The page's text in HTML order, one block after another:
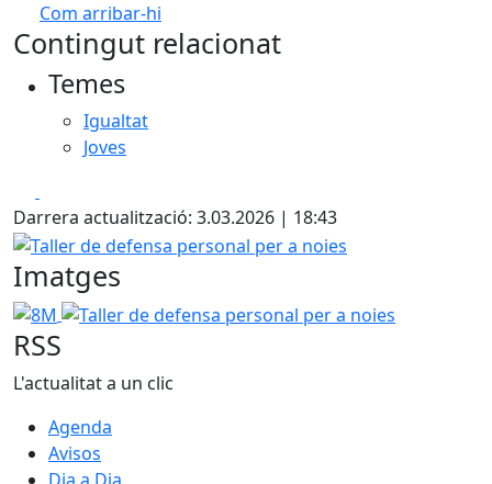
Com arribar-hi
+
Contingut relacionat
Temes
Igualtat
Joves
Darrera actualització: 3.03.2026 | 18:43
Taller de defensa personal per a noies
Imatges
8M Taller de defensa personal per a noies
RSS
L'actualitat a un clic
Agenda
Avisos